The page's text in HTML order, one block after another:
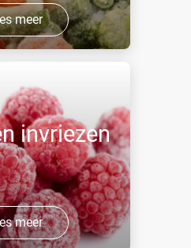
meer
invriezen
meer